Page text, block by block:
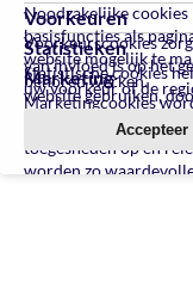
Noodzakelijke
basisfuncties als
website mogelijk te
behoren werken.
Voorkeuren
Voorkeurscookies
van invloed is op het
uw voorkeur of de
Statistieken
Statistische cookies
website gebruiken,
Marketing
Marketingcookies
verschillende
toegesneden op en
worden zo
Accepteer